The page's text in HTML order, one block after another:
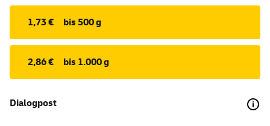
1,73 € bis 500 g
2,86 € bis 1.000 g
Dialogpost